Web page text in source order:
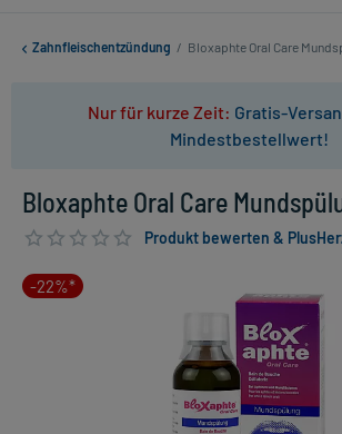
Zahnfleischentzündung / Bloxaphte Oral Care
Nur für kurze Zeit: Gratis-
Mindestbestellwert!
Bloxaphte Oral Care
Produkt bewerten &
-22%*